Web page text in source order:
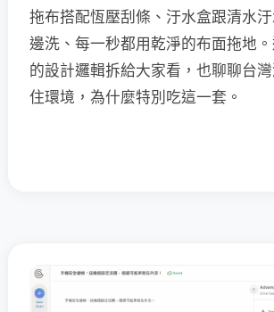
拖布搭配恆壓刮條、汙水盒跟清水
邊洗、每一秒都用乾淨的布面拖地
的設計邏輯拆給大家看，也聊聊台
住環境，為什麼特別吃這一套。